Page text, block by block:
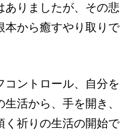
ありましたが、その悲
本から癒すやり取りで
コントロール、自分を
活から、手を開き、
く祈りの生活の開始で